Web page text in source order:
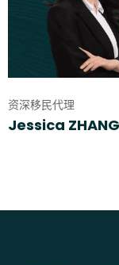
资深移民代理
Jessica ZHANG